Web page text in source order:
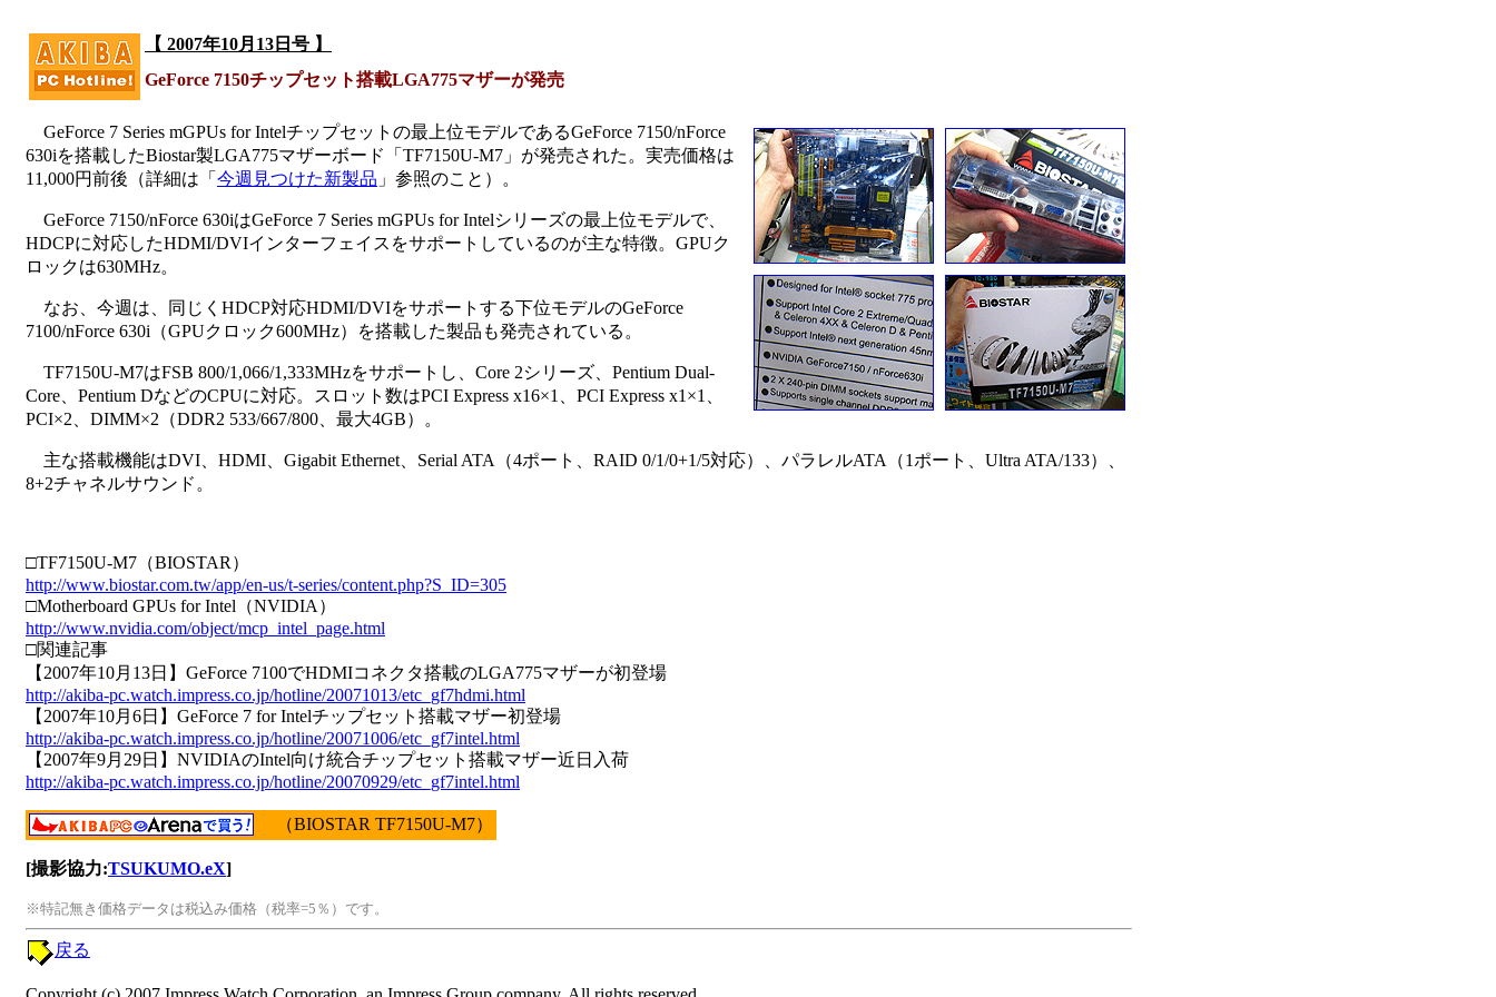
【 2007年10月13日号 】
GeForce 7150チップセット搭載LGA775マザーが発売
GeForce 7 Series mGPUs for Intelチップセットの最上位モデルであるGeForce 7150/nForce
630iを搭載したBiostar製LGA775マザーボード「TF7150U-M7」が発売された。実売価格は
11,000円前後（詳細は「 今週見つけた新製品 」参照のこと）。
GeForce 7150/nForce 630iはGeForce 7 Series mGPUs for Intelシリーズの最上位モデルで、
HDCPに対応したHDMI/DVIインターフェイスをサポートしているのが主な特徴。GPUク
ロックは630MHz。
なお、今週は、同じくHDCP対応HDMI/DVIをサポートする下位モデルのGeForce
7100/nForce 630i（GPUクロック600MHz）を搭載した製品も発売されている。
TF7150U-M7はFSB 800/1,066/1,333MHzをサポートし、Core 2シリーズ、Pentium Dual-
Core、Pentium DなどのCPUに対応。スロット数はPCI Express x16×1、PCI Express x1×1、
PCI×2、DIMM×2（DDR2 533/667/800、最大4GB）。
主な搭載機能はDVI、HDMI、Gigabit Ethernet、Serial ATA（4ポート、RAID 0/1/0+1/5対応）、パラレルATA（1ポート、Ultra ATA/133）、
8+2チャネルサウンド。
□TF7150U-M7（BIOSTAR）
http://www.biostar.com.tw/app/en-us/t-series/content.php?S_ID=305
□Motherboard GPUs for Intel（NVIDIA）
http://www.nvidia.com/object/mcp_intel_page.html
□関連記事
【2007年10月13日】GeForce 7100でHDMIコネクタ搭載のLGA775マザーが初登場
http://akiba-pc.watch.impress.co.jp/hotline/20071013/etc_gf7hdmi.html
【2007年10月6日】GeForce 7 for Intelチップセット搭載マザー初登場
http://akiba-pc.watch.impress.co.jp/hotline/20071006/etc_gf7intel.html
【2007年9月29日】NVIDIAのIntel向け統合チップセット搭載マザー近日入荷
http://akiba-pc.watch.impress.co.jp/hotline/20070929/etc_gf7intel.html
（BIOSTAR TF7150U-M7）
[撮影協力:TSUKUMO.eX]
※特記無き価格データは税込み価格（税率=5％）です。
戻る